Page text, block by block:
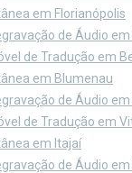
em Florianópolis
de Áudio
de Tradução em
em Blumenau
de Áudio em
de Tradução em
em Itajaí
de Áudio